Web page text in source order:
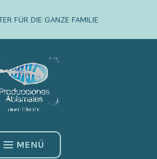
FÜR DIE GANZE FAMILIE
MENÜ